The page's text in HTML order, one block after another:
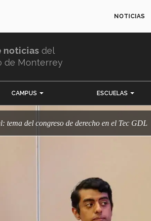
NOTICIAS
noticias del
de Monterrey
CAMPUS ESCUELAS
tema del congreso de derecho en el Tec GDL